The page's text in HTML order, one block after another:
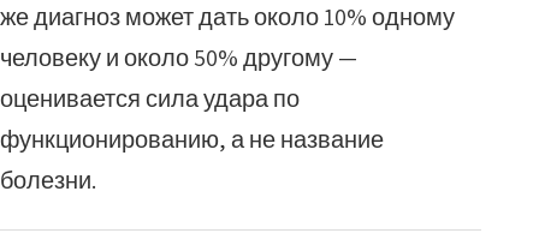
же диагноз может дать около 10% одному
человеку и около 50% другому —
оценивается сила удара по
функционированию, а не название
болезни.